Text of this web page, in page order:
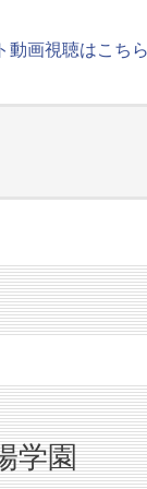
動画視聴はこちら
戦
星 vs 福岡女学
福岡VS福岡海
園VS福岡女学
学園